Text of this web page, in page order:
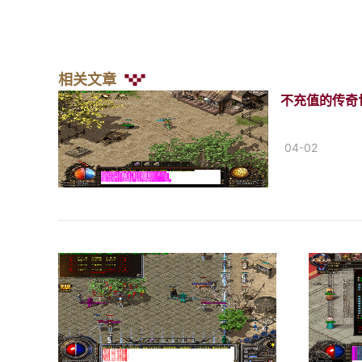
相关文章
不充值的传奇
04-02